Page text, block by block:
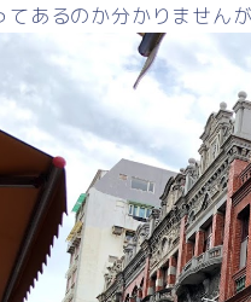
てあるのか分かりません